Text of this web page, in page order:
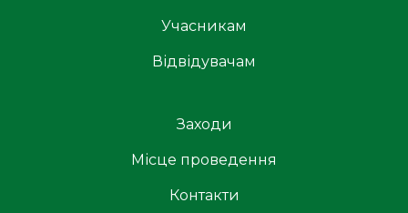
Учасникам
Відвідувачам
Заходи
Місце проведення
Контакти